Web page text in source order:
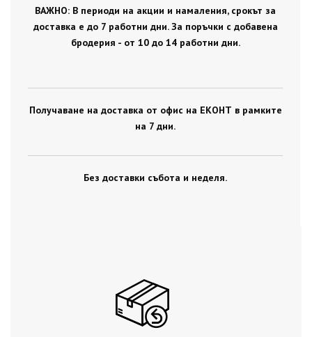
ВАЖНО: В периоди на акции и намаления, срокът за
доставка е до 7 работни дни. За поръчки с добавена
бродерия - от 10 до 14 работни дни.
Получаване на доставка от офис на ЕКОНТ в рамките
на 7 дни.
Без доставки събота и неделя.